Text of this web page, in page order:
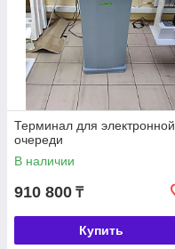
Терминал для электронной
очереди
В наличии
910 800 ₸
Купить